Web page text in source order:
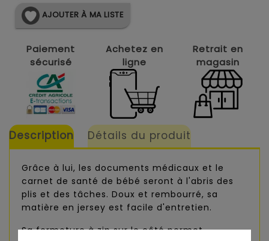
AJOUTER À MA LISTE
Paiement
sécurisé
Achetez en
ligne
Retrait en
magasin
Description Détails du produit
Grâce à lui, les documents médicaux et le
carnet de santé de bébé seront à l'abris des
plis et des tâches. Doux et rembourré, sa
matière en jersey est facile d'entretien.
Sa fermeture à zip sur le côté permet